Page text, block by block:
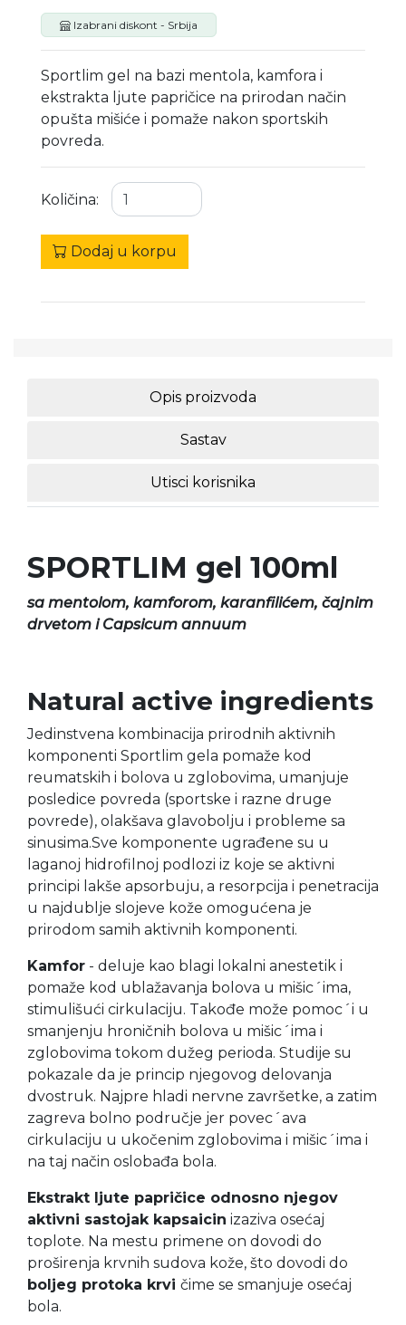
Izabrani diskont - Srbija
Sportlim gel na bazi mentola, kamfora i
ekstrakta ljute papričice na prirodan način
opušta mišiće i pomaže nakon sportskih
povreda.
Količina:
Dodaj u korpu
Opis proizvoda
Sastav
Utisci korisnika
SPORTLIM gel 100ml
sa mentolom, kamforom, karanfilićem, čajnim
drvetom i Capsicum annuum
Natural active ingredients
Jedinstvena kombinacija prirodnih aktivnih
komponenti Sportlim gela pomaže kod
reumatskih i bolova u zglobovima, umanjuje
posledice povreda (sportske i razne druge
povrede), olakšava glavobolju i probleme sa
sinusima.Sve komponente ugrađene su u
laganoj hidrofilnoj podlozi iz koje se aktivni
principi lakše apsorbuju, a resorpcija i penetracija
u najdublje slojeve kože omogućena je
prirodom samih aktivnih komponenti.
Kamfor - deluje kao blagi lokalni anestetik i
pomaže kod ublažavanja bolova u mišic´ima,
stimulišući cirkulaciju. Takođe može pomoc´i u
smanjenju hroničnih bolova u mišic´ima i
zglobovima tokom dužeg perioda. Studije su
pokazale da je princip njegovog delovanja
dvostruk. Najpre hladi nervne završetke, a zatim
zagreva bolno područje jer povec´ava
cirkulaciju u ukočenim zglobovima i mišic´ima i
na taj način oslobađa bola.
Ekstrakt ljute papričice odnosno njegov
aktivni sastojak kapsaicin izaziva osećaj
toplote. Na mestu primene on dovodi do
proširenja krvnih sudova kože, što dovodi do
boljeg protoka krvi čime se smanjuje osećaj
bola.